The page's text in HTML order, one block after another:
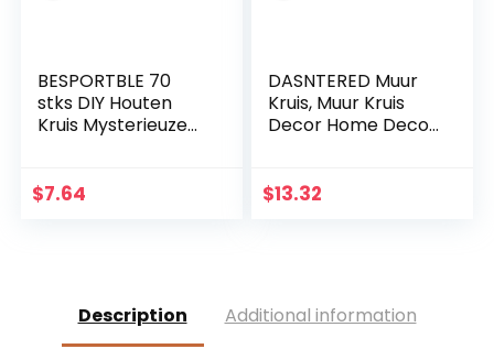
BESPORTBLE 70
stks DIY Houten
Kruis Mysterieuze
Ornamenten Jezus
$7.64
DASNTERED Muur
Kruis, Muur Kruis
Decor Home Decor
Kruis Eenvoudige
$13.32
Description Additional information